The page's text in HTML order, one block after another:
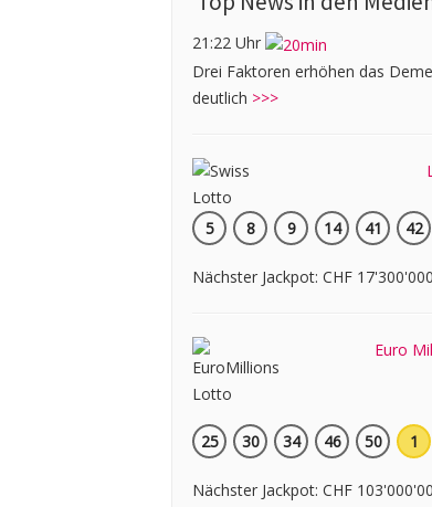
21:22 Uhr
Drei Faktoren erhöhen das
deutlich >>>
5 8 9 14 41 42
Nächster Jackpot: CHF 17'300'000
Euro
25 30 34 46 50 1
Nächster Jackpot: CHF